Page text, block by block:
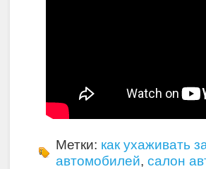
Метки: как ухаживать
автомобилей, салон